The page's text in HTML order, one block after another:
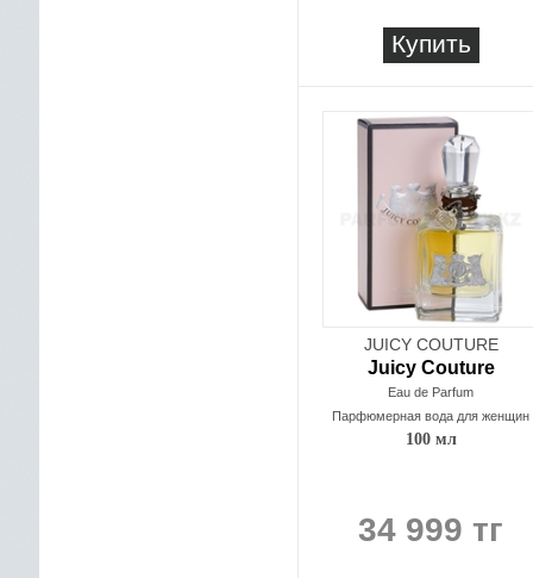
Купить
JUICY COUTURE
Juicy Couture
Eau de Parfum
Парфюмерная вода для женщин
100 мл
34 999 тг